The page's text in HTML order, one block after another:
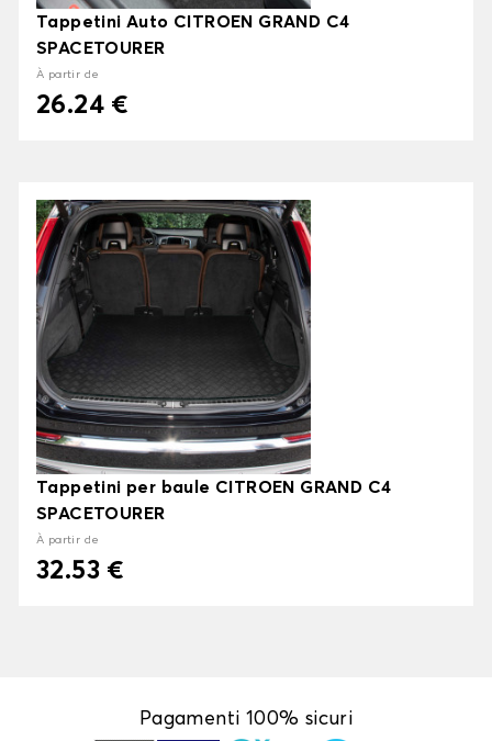
Tappetini Auto CITROEN GRAND C4
SPACETOURER
À partir de
26.24 €
Tappetini per baule CITROEN GRAND C4
SPACETOURER
À partir de
32.53 €
Pagamenti 100% sicuri